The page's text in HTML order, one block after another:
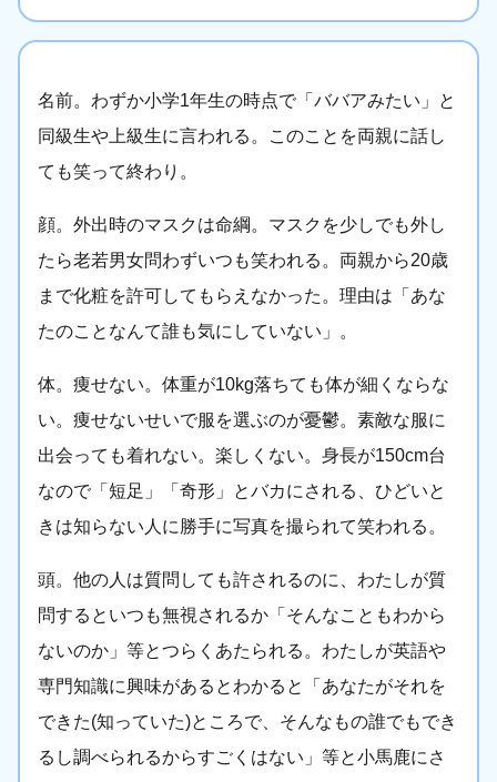
名前。わずか小学1年生の時点で「ババアみたい」と
同級生や上級生に言われる。このことを両親に話し
ても笑って終わり。
顔。外出時のマスクは命綱。マスクを少しでも外し
たら老若男女問わずいつも笑われる。両親から20歳
まで化粧を許可してもらえなかった。理由は「あな
たのことなんて誰も気にしていない」。
体。痩せない。体重が10kg落ちても体が細くならな
い。痩せないせいで服を選ぶのが憂鬱。素敵な服に
出会っても着れない。楽しくない。身長が150cm台
なので「短足」「奇形」とバカにされる、ひどいと
きは知らない人に勝手に写真を撮られて笑われる。
頭。他の人は質問しても許されるのに、わたしが質
問するといつも無視されるか「そんなこともわから
ないのか」等とつらくあたられる。わたしが英語や
専門知識に興味があるとわかると「あなたがそれを
できた(知っていた)ところで、そんなもの誰でもでき
るし調べられるからすごくはない」等と小馬鹿にさ